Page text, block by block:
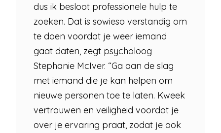
dus ik besloot professionele hulp te
zoeken. Dat is sowieso verstandig om
te doen voordat je weer iemand
gaat daten, zegt psycholoog
Stephanie McIver. “Ga aan de slag
met iemand die je kan helpen om
nieuwe personen toe te laten. Kweek
vertrouwen en veiligheid voordat je
over je ervaring praat, zodat je ook